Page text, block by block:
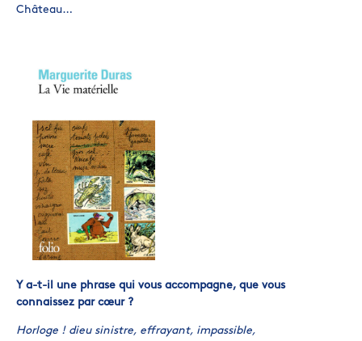
Château…
Y a-t-il une phrase qui vous accompagne, que vous
connaissez par cœur ?
Horloge ! dieu sinistre, effrayant, impassible,